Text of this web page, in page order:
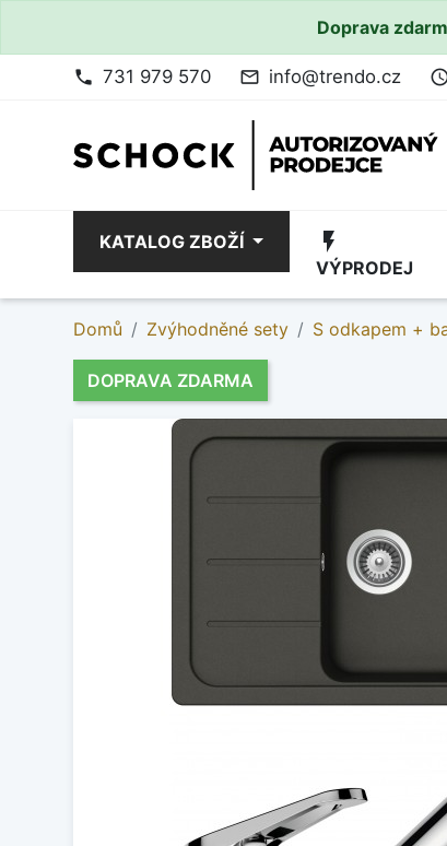
Doprava
phone 731 979 570 mail_outline info@trendo.cz
KATALOG ZBOŽÍ flash_on
VÝPRODEJ
Domů Zvýhodněné sety S odkapem +
DOPRAVA ZDARMA